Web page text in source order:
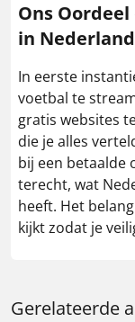
Ons
in Nederland
In eerste
voetbal te
gratis websites
die je alles
bij een betaalde
terecht, wat
heeft. Het
kijkt zodat je
Gerelateerde